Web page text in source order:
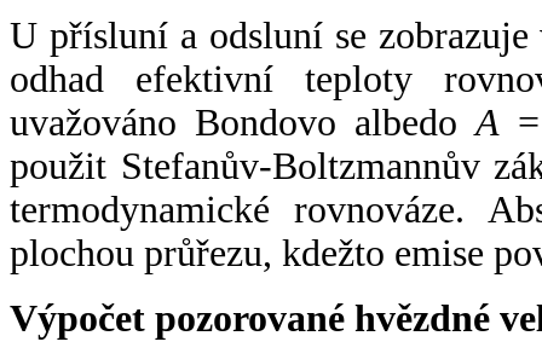
U přísluní a odsluní se
odhad efektivní teploty
uvažováno Bondovo albedoA
použit Stefanův-Boltzmannův
termodynamické rovnováze.
plochou průřezu, kdežto emise
Výpočet pozorované hvězdné